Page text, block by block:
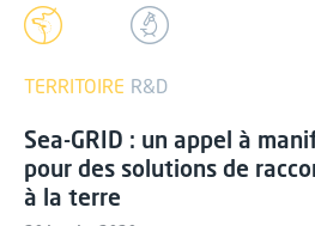
TERRITOIRE R&D
Sea-GRID : un appel à
pour des solutions de
à la terre